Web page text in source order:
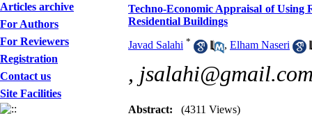
Articles archive
For Authors
For Reviewers
Registration
Contact us
Site Facilities
Techno-Economic Appraisal of Using
Residential Buildings
Javad Salahi * , Elham Naseri
,
Abstract: (4311 Views)